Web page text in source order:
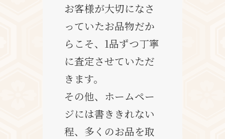
お客様が大切になさ
っていたお品物だか
らこそ、1品ずつ丁寧
に査定させていただ
きます。
その他、ホームペー
ジには書ききれない
程、多くのお品を取